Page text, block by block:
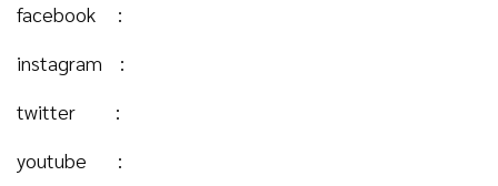
facebook :
instagram :
twitter :
youtube :